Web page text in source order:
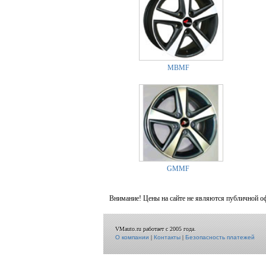
MBMF
GMMF
Внимание! Цены на сайте не являются публичной
VMauto.ru работает с 2005 года.
О компании|Контакты|Безопасность платежей